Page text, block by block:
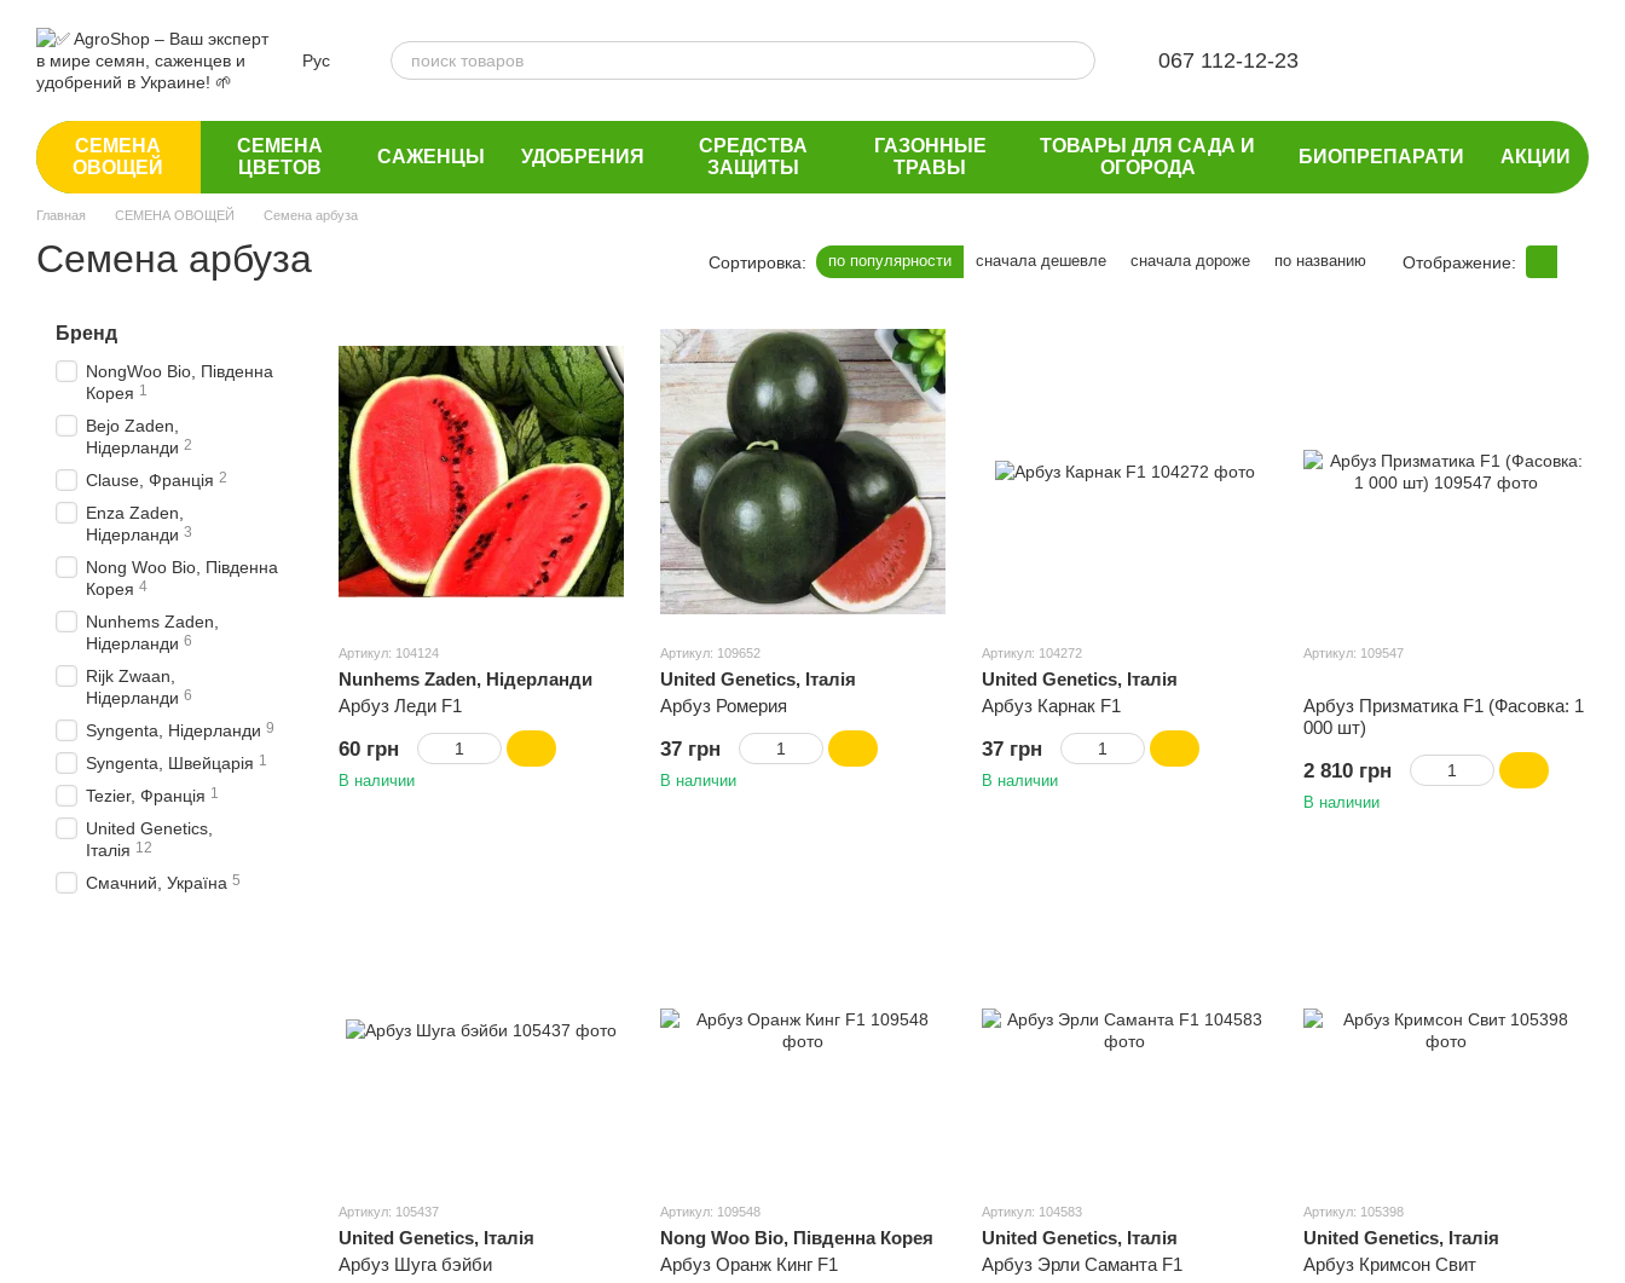
Рус 067 112-12-23
СЕМЕНА
ОВОЩЕЙ
СЕМЕНА
ЦВЕТОВ
САЖЕНЦЫ УДОБРЕНИЯ
СРЕДСТВА
ЗАЩИТЫ
ГАЗОННЫЕ
ТРАВЫ
ТОВАРЫ ДЛЯ САДА И
ОГОРОДА
БИОПРЕПАРАТИ АКЦИИ
Главная СЕМЕНА ОВОЩЕЙ Семена арбуза
Семена арбуза Сортировка: по популярности сначала дешевле сначала дороже по названию Отображение:
Артикул: 104124
Nunhems Zaden, Нідерланди
Арбуз Леди F1
60 грн
В наличии
Артикул: 109652
United Genetics, Італія
Арбуз Ромерия
37 грн
В наличии
Артикул: 104272
United Genetics, Італія
Арбуз Карнак F1
37 грн
В наличии
Артикул: 109547
Арбуз Призматика F1 (Фасовка: 1
000 шт)
2 810 грн
В наличии
Артикул: 105437
United Genetics, Італія
Арбуз Шуга бэйби
Артикул: 109548
Nong Woo Bio, Південна Корея
Арбуз Оранж Кинг F1
Артикул: 104583
United Genetics, Італія
Арбуз Эрли Саманта F1
Артикул: 105398
United Genetics, Італія
Арбуз Кримсон Свит
Бренд
NongWoo Bio, Південна
Корея 1
Bejo Zaden,
Нідерланди 2
Clause, Франція 2
Enza Zaden,
Нідерланди 3
Nong Woo Bio, Південна
Корея 4
Nunhems Zaden,
Нідерланди 6
Rijk Zwaan,
Нідерланди 6
Syngenta, Нідерланди 9
Syngenta, Швейцарія 1
Tezier, Франція 1
United Genetics,
Італія 12
Смачний, Україна 5